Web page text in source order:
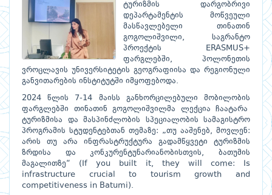
ტურიზმის დარგობრივი
დეპარტამენტის მოწვეული
მასწავლებელი თინათინ
გოგოლიშვილი, საგრანტო
პროექტის ERASMUS+
ფარგლებში, პოლონეთის
ვროცლავის უნივერსიტეტის გეოგრაფიისა და რეგიონული
განვითარების ინსტიტუტში იმყოფებოდა.
2024 წლის 7-14 მაისს განხორცილებული მობილობის
ფარგლებში თინათინ გოგოლიშვილმა ლექცია ჩაატარა
ტურიზმისა და მასპინძლობის სპეციალობის სამაგისტრო
პროგრამის სტუდენტებთან თემაზე: „თუ ააშენებ, მოვლენ:
არის თუ არა ინფრასტრუქტურა გადამწყვეტი ტურიზმის
ზრდისა და კონკურენტუნარიანობისთვის, ბათუმის
მაგალითზე“ (If you built it, they will come: Is
infrastructure crucial to tourism growth and
competitiveness in Batumi).